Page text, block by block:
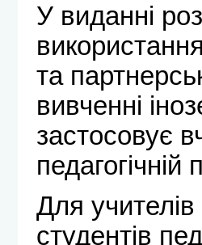
У виданні
та
вивченні
застосовує
педагогічній
Для
студентів